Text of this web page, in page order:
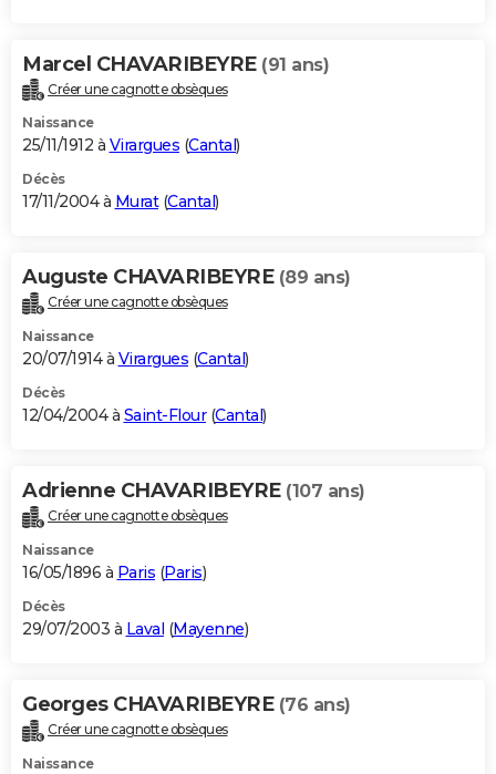
Marcel CHAVARIBEYRE (91 ans)
Créer une cagnotte obsèques
Naissance
25/11/1912 à Virargues (Cantal )
Décès
17/11/2004 à Murat(Cantal )
Auguste CHAVARIBEYRE (89 ans)
Créer une cagnotte obsèques
Naissance
20/07/1914 à Virargues (Cantal )
Décès
12/04/2004 à Saint-Flour(Cantal )
Adrienne CHAVARIBEYRE (107 ans)
Créer une cagnotte obsèques
Naissance
16/05/1896 à Paris (Paris)
Décès
29/07/2003 à Laval (Mayenne)
Georges CHAVARIBEYRE (76 ans)
Créer une cagnotte obsèques
Naissance